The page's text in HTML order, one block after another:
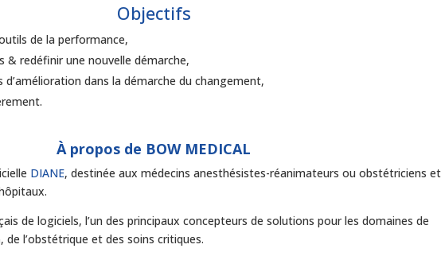
Objectifs
de la performance,
& redéfinir une nouvelle démarche,
d’amélioration dans la démarche du changement,
À propos de BOW MEDICAL
DIANE, destinée aux médecins anesthésistes-réanimateurs ou obstétriciens
de logiciels, l’un des principaux concepteurs de solutions pour les domaines de
de l’obstétrique et des soins critiques.